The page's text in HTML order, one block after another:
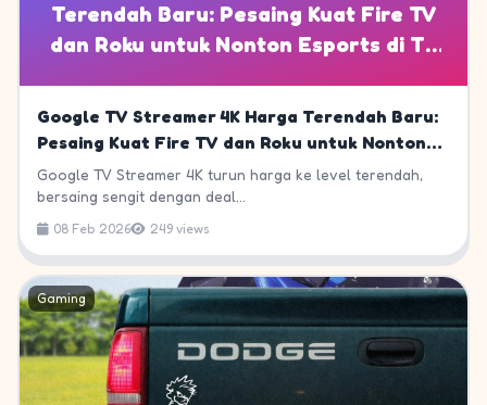
Terendah Baru: Pesaing Kuat Fire TV
dan Roku untuk Nonton Esports di TV
Google TV Streamer 4K Harga Terendah Baru:
Pesaing Kuat Fire TV dan Roku untuk Nonton
Esports di TV Besar
Google TV Streamer 4K turun harga ke level terendah,
bersaing sengit dengan deal...
08 Feb 2026 249 views
Gaming